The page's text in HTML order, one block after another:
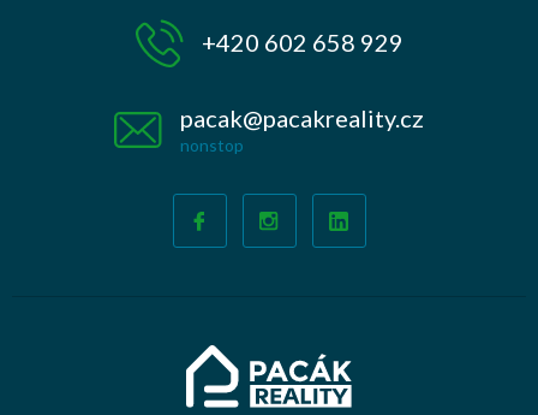
+420 602 658 929
pacak@pacakreality.cz
nonstop